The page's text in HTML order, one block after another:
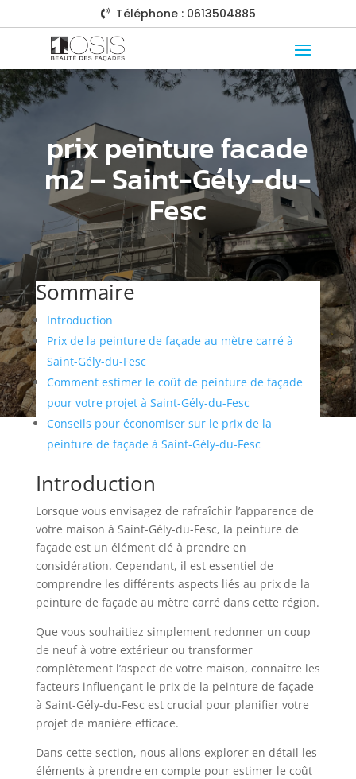
 Téléphone : 0613504885
prix peinture facade
m2 – Saint-Gély-du-
Fesc
Sommaire
Introduction
Prix de la peinture de façade au mètre carré à
Saint-Gély-du-Fesc
Comment estimer le coût de peinture de façade
pour votre projet à Saint-Gély-du-Fesc
Conseils pour économiser sur le prix de la
peinture de façade à Saint-Gély-du-Fesc
Introduction
Lorsque vous envisagez de rafraîchir l’apparence de
votre maison à Saint-Gély-du-Fesc, la peinture de
façade est un élément clé à prendre en
considération. Cependant, il est essentiel de
comprendre les différents aspects liés au prix de la
peinture de façade au mètre carré dans cette région.
Que vous souhaitiez simplement redonner un coup
de neuf à votre extérieur ou transformer
complètement l’aspect de votre maison, connaître les
facteurs influençant le prix de la peinture de façade
à Saint-Gély-du-Fesc est crucial pour planifier votre
projet de manière efficace.
Dans cette section, nous allons explorer en détail les
éléments à prendre en compte pour estimer le coût